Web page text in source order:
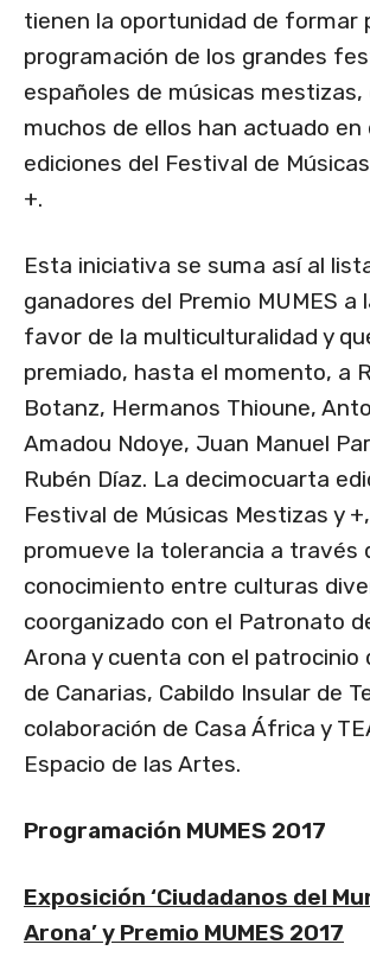
tienen la oportunidad de formar
programación de los grandes
españoles de músicas mestizas,
muchos de ellos han actuado
ediciones del Festival de
+.
Esta iniciativa se suma así al
ganadores del Premio MUMES a
favor de la multiculturalidad y
premiado, hasta el momento, a
Botanz, Hermanos Thioune,
Amadou Ndoye, Juan Manuel
Rubén Díaz. La decimocuarta
Festival de Músicas Mestizas y
promueve la tolerancia a través
conocimiento entre culturas
coorganizado con el Patronato
Arona y cuenta con el patrocinio
de Canarias, Cabildo Insular de
colaboración de Casa África y
Espacio de las Artes.
Programación MUMES 2017
Exposición ‘Ciudadanos del
Arona’ y Premio MUMES 2017